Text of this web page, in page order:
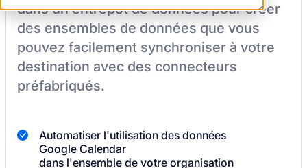
dans un entrepôt de données pour créer
des ensembles de données que vous
pouvez facilement synchroniser à votre
destination avec des connecteurs
préfabriqués.
Automatiser l'utilisation des données
Google Calendar
dans l'ensemble de votre organisation